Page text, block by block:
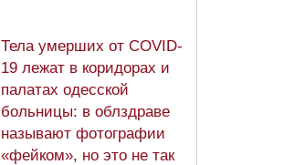
Тела умерших от COVID-
19 лежат в коридорах и
палатах одесской
больницы: в облздраве
называют фотографии
«фейком», но это не так